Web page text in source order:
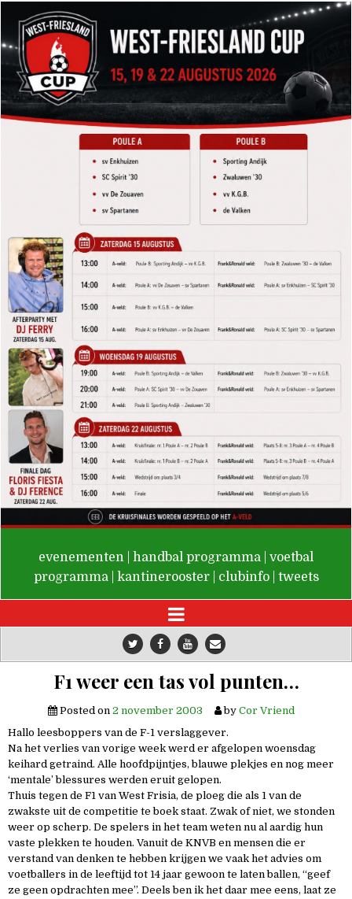
De Valken
evenementen handbal programma
voetbal
programma
kantinerooster clubinfo tweets
F1 weer een tas vol punten…
Posted on 2 november 2003 by Cor Vriend
Hallo leesboppers van de F-1 verslaggever.
Na het verlies van vorige week werd er afgelopen woensdag
keihard getraind. Alle hoofdpijntjes, blauwe plekjes en nog meer
‘mentale’ blessures werden eruit gelopen.
Thuis tegen de F1 van West Frisia, de ploeg die als 1 van de
zwakste uit de competitie te boek staat. Zwak of niet, we stonden
weer op scherp. De spelers in het team weten nu al aardig hun
vaste plekken te houden. Vanuit de KNVB en mensen die er
verstand van denken te hebben krijgen we vaak het advies om
voetballers in de leeftijd tot 14 jaar gewoon te laten ballen, “geef
ze geen opdrachten mee”. Deels ben ik het daar mee eens, laat ze